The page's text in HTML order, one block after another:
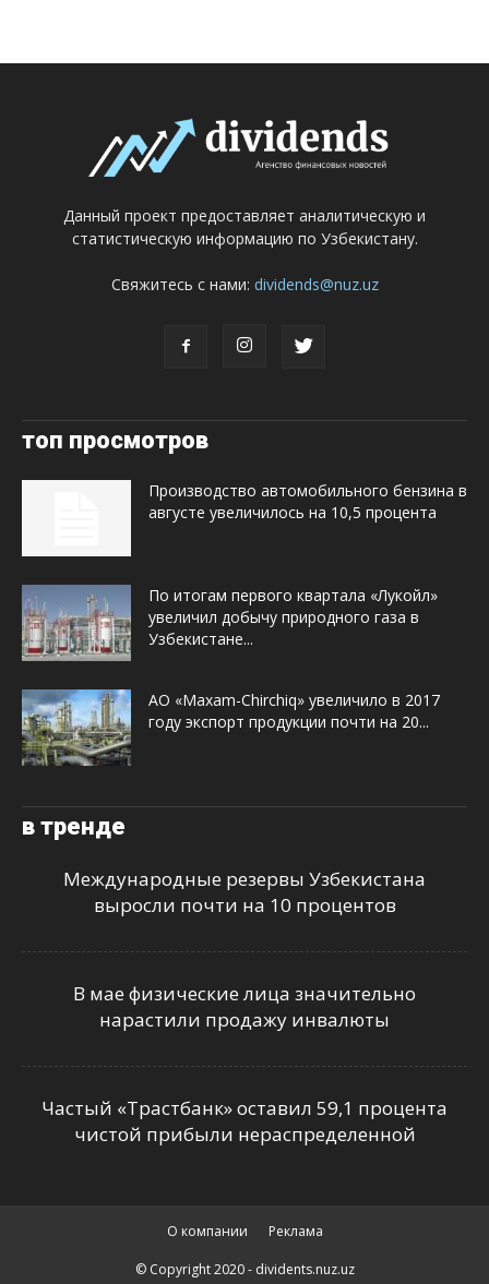
Данный проект предоставляет аналитическую и
статистическую информацию по Узбекистану.
Свяжитесь с нами: dividends@nuz.uz
топ просмотров
Производство автомобильного бензина в
августе увеличилось на 10,5 процента
По итогам первого квартала «Лукойл»
увеличил добычу природного газа в
Узбекистане...
АО «Maxam-Chirchiq» увеличило в 2017
году экспорт продукции почти на 20...
в тренде
Международные резервы Узбекистана
выросли почти на 10 процентов
В мае физические лица значительно
нарастили продажу инвалюты
Частый «Трастбанк» оставил 59,1 процента
чистой прибыли нераспределенной
О компании Реклама
© Copyright 2020 - dividents.nuz.uz